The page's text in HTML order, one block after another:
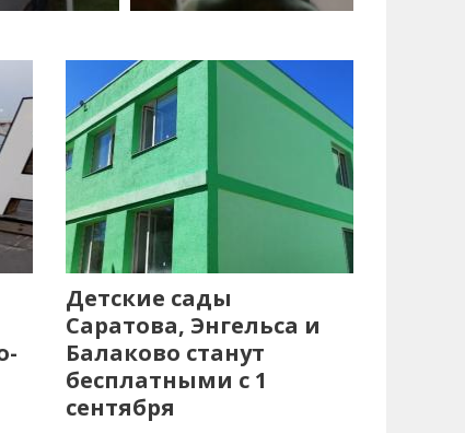
Детские сады
Саратова, Энгельса и
Балаково станут
бесплатными с 1
сентября